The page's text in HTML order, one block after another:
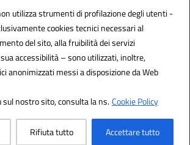
utilizza strumenti di profilazione degli utenti -
cookies tecnici necessari al
del sito, alla fruibilità dei servizi
accessibilità – sono utilizzati, inoltre,
anonimizzati messi a disposizione da Web
sul nostro sito, consulta la ns.Cookie Policy
Rifiuta tutto Accettare tutto
(creazione account e rigenerazione credenziali)
& Powered by 3D Solution S.r.l.
& Design by Designers Italia